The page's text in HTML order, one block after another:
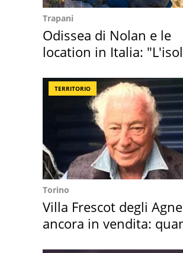
Trapani
Odissea di Nolan e le
location in Italia:
TERRITORIO
Torino
Villa Frescot degli
ancora in vendita: